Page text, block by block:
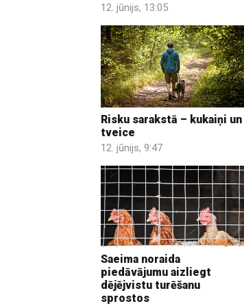
12. jūnijs, 13:05
Risku sarakstā – kukaiņi un
tveice
12. jūnijs, 9:47
Saeima noraida
piedāvājumu aizliegt
dējējvistu turēšanu
sprostos